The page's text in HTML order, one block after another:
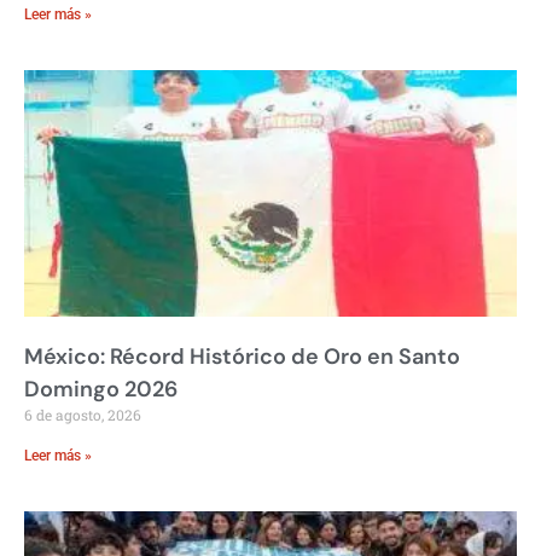
Leer más »
México: Récord Histórico de Oro en Santo
Domingo 2026
6 de agosto, 2026
Leer más »